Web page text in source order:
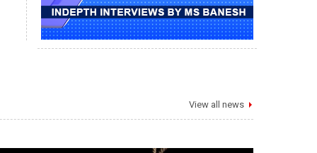
View all news